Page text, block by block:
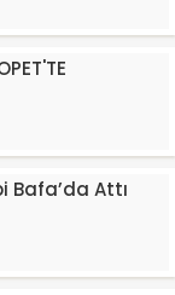
Bafa’da Attı